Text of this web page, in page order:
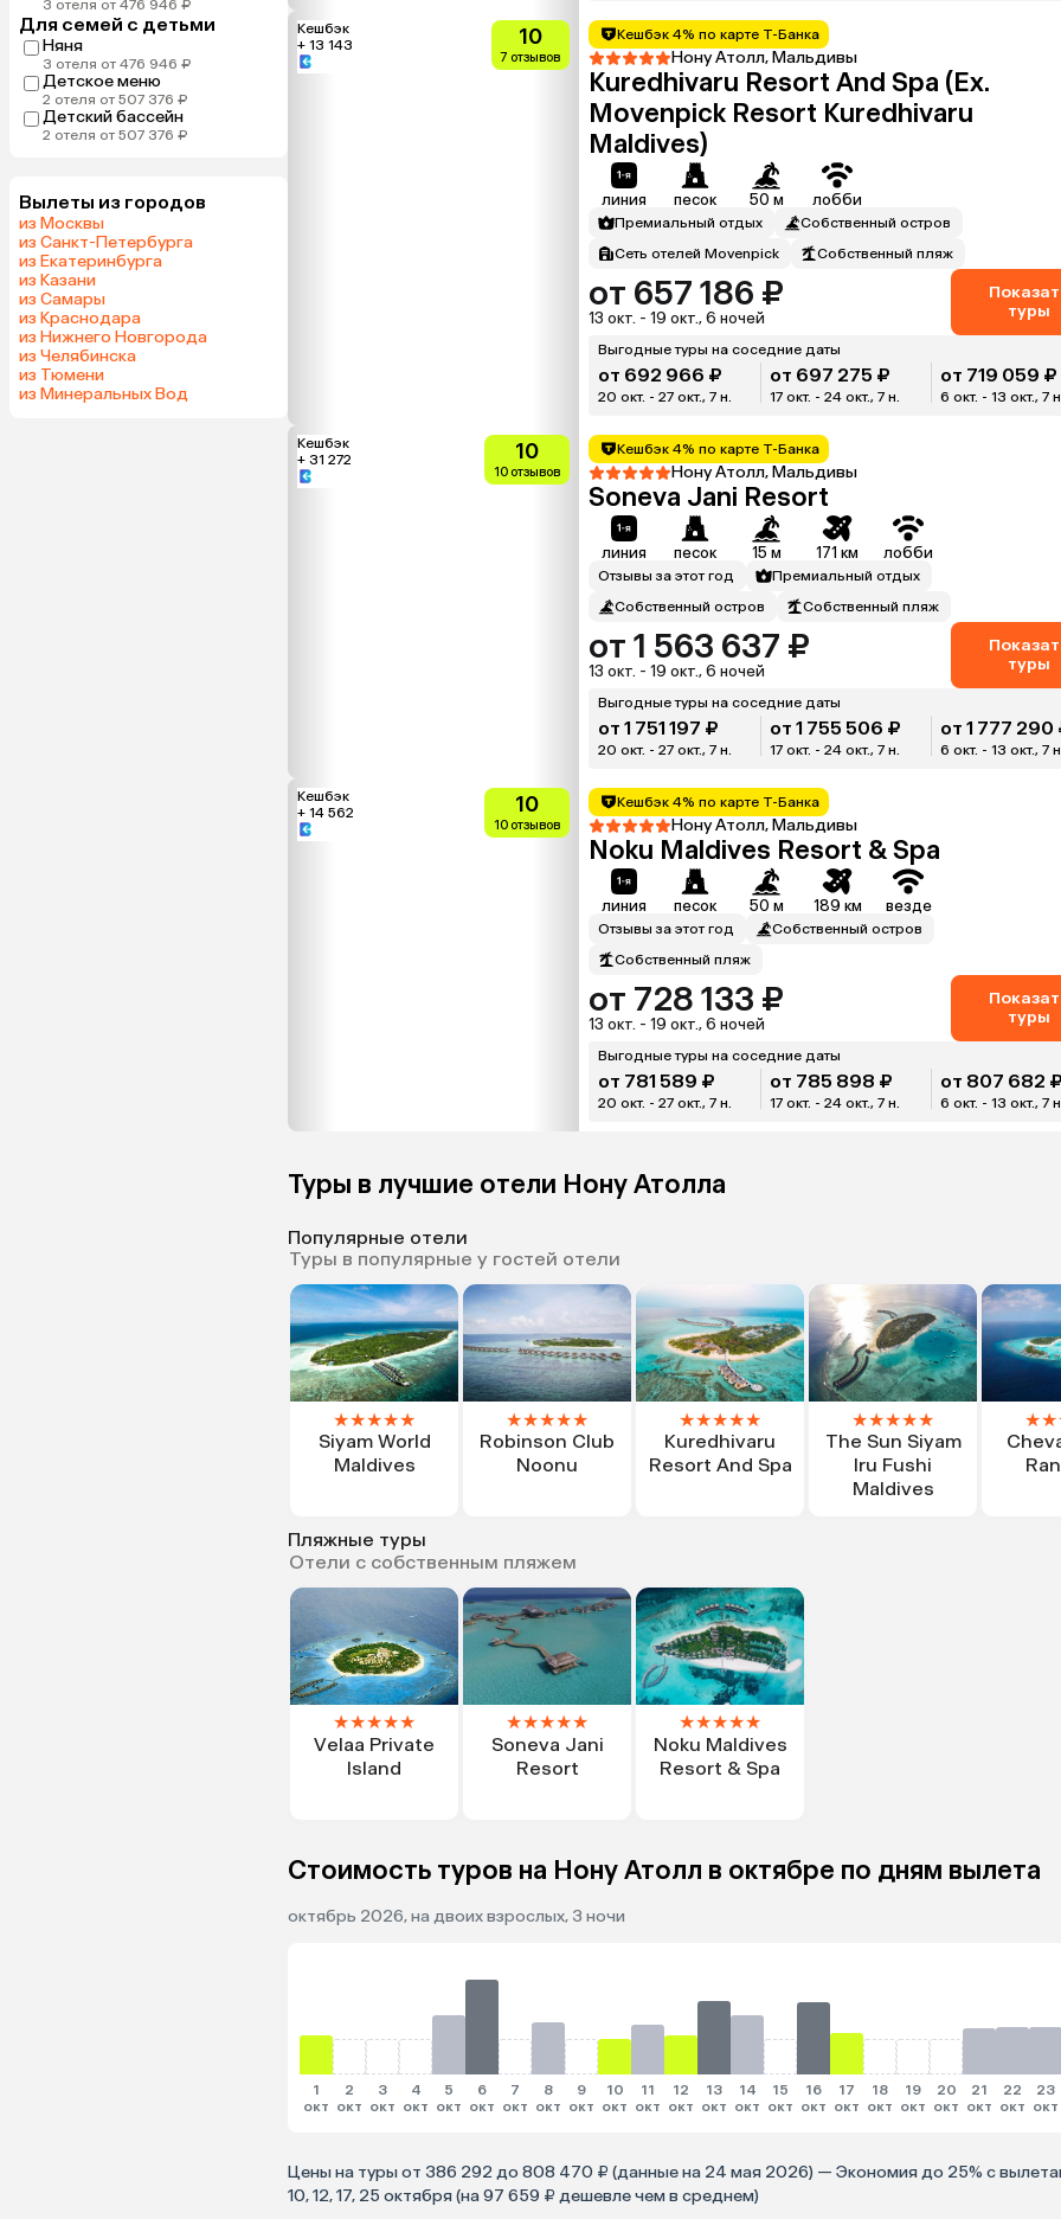
3 отеля от 476 946 ₽
Для семей с детьми
Няня
3 отеля от 476 946 ₽
Детское меню
2 отеля от 507 376 ₽
Детский бассейн
2 отеля от 507 376 ₽
Вылеты из городов
из Москвы
из Санкт-Петербурга
из Екатеринбурга
из Казани
из Самары
из Краснодара
из Нижнего Новгорода
из Челябинска
из Тюмени
из Минеральных Вод
Кешбэк
+ 13 143
10
7 отзывов
Кешбэк 4% по карте Т-Банка
Нону Атолл, Мальдивы
Kuredhivaru Resort And Spa (Ex.
Movenpick Resort Kuredhivaru
Maldives)
линия песок 50 м лобби
Премиальный отдых
Собственный остров
Сеть отелей Movenpick
Собственный пляж
от 657 186 ₽
13 окт. - 19 окт., 6 ночей
туры
Выгодные туры на соседние даты
от 692 966 ₽
20 окт. - 27 окт., 7 н.
от 697 275 ₽
17 окт. - 24 окт., 7 н.
от 719 059 ₽
6 окт. - 13 окт., 7
Кешбэк
+ 31 272
10
10 отзывов
Кешбэк 4% по карте Т-Банка
Нону Атолл, Мальдивы
Soneva Jani Resort
линия песок 15 м 171 км лобби
Отзывы за этот год
Премиальный отдых
Собственный остров
Собственный пляж
от 1 563 637 ₽
13 окт. - 19 окт., 6 ночей
туры
Выгодные туры на соседние даты
от 1 751 197 ₽
20 окт. - 27 окт., 7 н.
от 1 755 506 ₽
17 окт. - 24 окт., 7 н.
от 1 777 290
6 окт. - 13 окт., 7
Кешбэк
+ 14 562
10
10 отзывов
Кешбэк 4% по карте Т-Банка
Нону Атолл, Мальдивы
Noku Maldives Resort & Spa
линия песок 50 м 189 км везде
Отзывы за этот год
Собственный остров
Собственный пляж
от 728 133 ₽
13 окт. - 19 окт., 6 ночей
туры
Выгодные туры на соседние даты
от 781 589 ₽
20 окт. - 27 окт., 7 н.
от 785 898 ₽
17 окт. - 24 окт., 7 н.
от 807 682
6 окт. - 13 окт., 7
Туры в лучшие отели Нону Атолла
Популярные отели
Туры в популярные у гостей отели
★★★★★
Siyam World
Maldives
★★★★★
Robinson Club
Noonu
★★★★★
Kuredhivaru
Resort And Spa
★★★★★
The Sun Siyam
Iru Fushi
Maldives
★★
Пляжные туры
Отели с собственным пляжем
★★★★★
Velaa Private
Island
★★★★★
Soneva Jani
Resort
★★★★★
Noku Maldives
Resort & Spa
Стоимость туров на Нону Атолл в октябре по дням вылета
октябрь 2026, на двоих взрослых, 3 ночи
1
окт
2
окт
3
окт
4
окт
5
окт
6
окт
7
окт
8
окт
9
окт
10
окт
11
окт
12
окт
13
окт
14
окт
15
окт
16
окт
17
окт
18
окт
19
окт
20
окт
21
окт
22
окт
23
окт
Цены на туры от 386 292 до 808 470 ₽ (данные на 24 мая 2026) — Экономия до 25% с
10, 12, 17, 25 октября (на 97 659 ₽ дешевле чем в среднем)